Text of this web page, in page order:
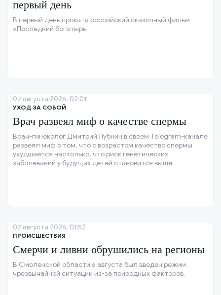
первый день
В первый день проката российский сказочный фильм
«Последний богатырь.
УХОД ЗА СОБОЙ
Врач развеял миф о качестве спермы
Врач-гинеколог Дмитрий Лубнин в своём Telegram-канале
развеял миф о том, что с возрастом качество спермы
ухудшается настолько, что риск генетических
заболеваний у будущих детей становится выше.
07 августа 2026, 02:01
ПРОИСШЕСТВИЯ
Смерчи и ливни обрушились на регионы
В Смоленской области 6 августа был введён режим
чрезвычайной ситуации из-за природных факторов.
07 августа 2026, 01:52